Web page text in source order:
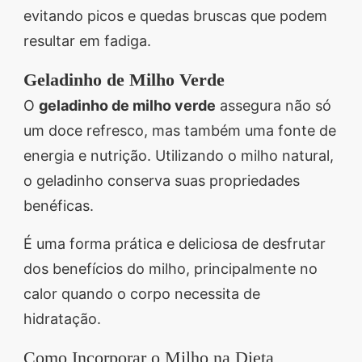
evitando picos e quedas bruscas que podem
resultar em fadiga.
Geladinho de Milho Verde
O geladinho de milho verde assegura não só
um doce refresco, mas também uma fonte de
energia e nutrição. Utilizando o milho natural,
o geladinho conserva suas propriedades
benéficas.
É uma forma prática e deliciosa de desfrutar
dos benefícios do milho, principalmente no
calor quando o corpo necessita de
hidratação.
Como Incorporar o Milho na Dieta